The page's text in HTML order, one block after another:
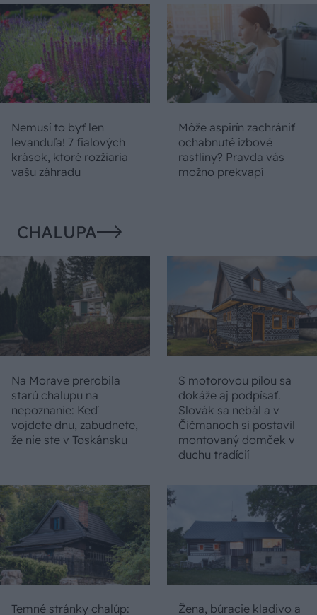
Nemusí to byť len
levanduľa! 7 fialových
krások, ktoré rozžiaria
vašu záhradu
Môže aspirín zachrániť
ochabnuté izbové
rastliny? Pravda vás
možno prekvapí
CHALUPA
Na Morave prerobila
starú chalupu na
nepoznanie: Keď
vojdete dnu, zabudnete,
že nie ste v Toskánsku
S motorovou pílou sa
dokáže aj podpísať.
Slovák sa nebál a v
Čičmanoch si postavil
montovaný domček v
duchu tradícií
Temné stránky chalúp:
Žena, búracie kladivo a